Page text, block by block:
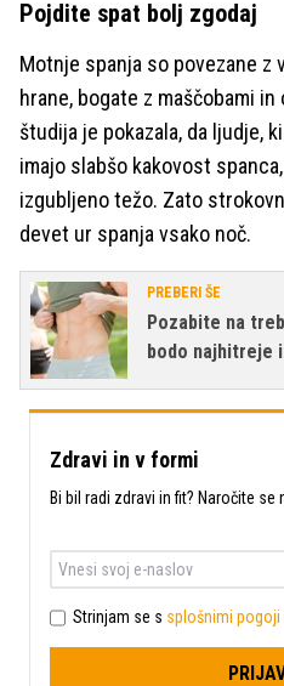
Pojdite spat bolj zgodaj
Motnje spanja so povezane z
hrane, bogate z maščobami
študija je pokazala, da ljudje,
imajo slabšo kakovost
izgubljeno težo. Zato
devet ur spanja vsako noč.
PREBERI ŠE
Pozabite na
bodo najhitreje
Zdravi in v formi
Bi bil radi zdravi in fit? Naročite se
Strinjam se s splošnimi pogoji